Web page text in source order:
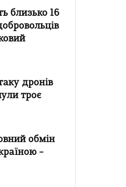
близько 16
дронів
троє
обмін
–